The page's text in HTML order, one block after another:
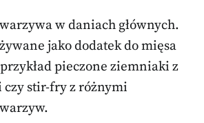
w daniach głównych.
jako dodatek do mięsa
pieczone ziemniaki z
stir-fry z różnymi